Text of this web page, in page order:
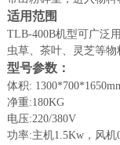
适用范围
TLB-400B机型可广泛
虫草、茶叶、灵芝等物
型号参数：
体积:
净重:180KG
电压:220/380V
功率:主机1.5Kw，风机